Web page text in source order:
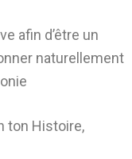
afin d’être un
naturellement
ton Histoire,